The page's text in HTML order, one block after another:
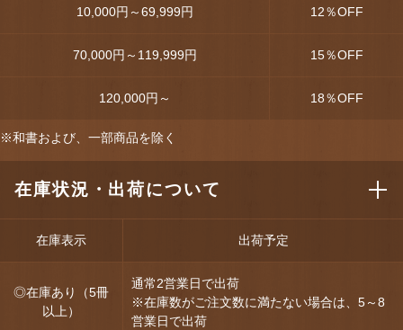
10,000円～69,999円 12％OFF
70,000円～119,999円 15％OFF
120,000円～ 18％OFF
※和書および、一部商品を除く
在庫状況・出荷について
在庫表示 出荷予定
◎在庫あり（5冊
以上）
通常2営業日で出荷
※在庫数がご注文数に満たない場合は、5～8
営業日で出荷